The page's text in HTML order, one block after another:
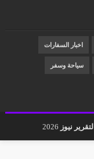
اخبار السفارات
سياحة وسفر
التقرير نيوز 2026